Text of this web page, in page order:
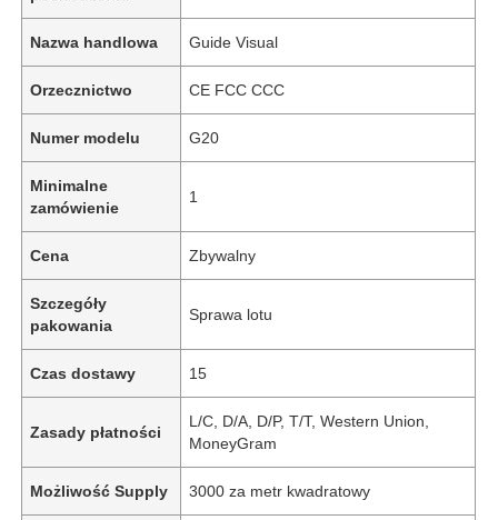
Nazwa handlowa Guide Visual
Orzecznictwo CE FCC CCC
Numer modelu G20
Minimalne
zamówienie
1
Cena Zbywalny
Szczegóły
pakowania
Sprawa lotu
Czas dostawy 15
Zasady płatności
L/C, D/A, D/P, T/T, Western Union,
MoneyGram
Możliwość Supply 3000 za metr kwadratowy